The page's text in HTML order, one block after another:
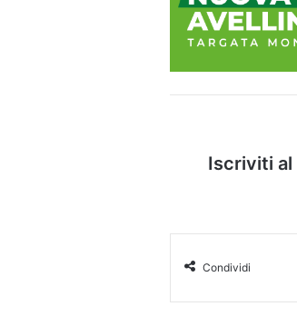
Iscriviti al
Condividi